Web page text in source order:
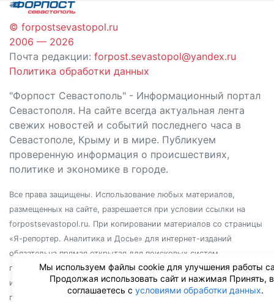
© forpostsevastopol.ru
2006 — 2026
Почта редакции: forpost.sevastopol@yandex.ru
Политика обработки данных
"Форпост Севастополь" - Информационный портал
Севастополя. На сайте всегда актуальная лента
свежих новостей и событий последнего часа в
Севастополе, Крыму и в мире. Публикуем
проверенную информация о происшествиях,
политике и экономике в городе.
Все права защищены. Использование любых материалов,
размещенных на сайте, разрешается при условии ссылки на
forpostsevastopol.ru. При копировании материалов со страницы
«Я-репортер. Аналитика и Досье» для интернет-изданий
обязательна прямая открытая для поисковых систем
гиперссылка. Независимо от полного или частичного
использования материалов, ссылка должна быть размещена в
подзаголовке или первом абзаце материала.
Мы используем файлы cookie для улучшения работы
Продолжая использовать сайт и нажимая Принять,
соглашаетесь с условиями обработки данных.